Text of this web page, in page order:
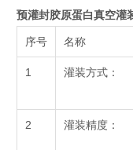
预灌封胶原蛋白真空灌
序号 名称
1 灌装方式：
2 灌装精度：